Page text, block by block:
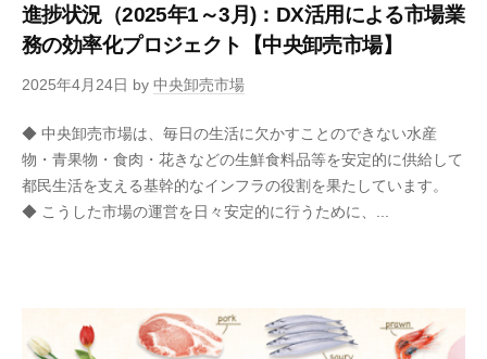
進捗状況（2025年1～3月)：DX活用による市場業
務の効率化プロジェクト【中央卸売市場】
2025年4月24日 by 中央卸売市場
◆ 中央卸売市場は、毎日の生活に欠かすことのできない水産
物・青果物・食肉・花きなどの生鮮食料品等を安定的に供給して
都民生活を支える基幹的なインフラの役割を果たしています。
◆ こうした市場の運営を日々安定的に行うために、...